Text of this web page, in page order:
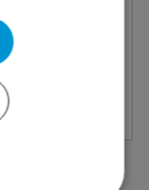
Ingwer Likör